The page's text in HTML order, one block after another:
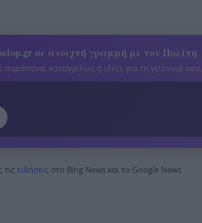
σε ανοιχτή γραμμή με τον Πολίτη
καταγγελίες ή ιδέες για τη γειτονιά σου.
ειδήσεις στο Bing News και το Google News